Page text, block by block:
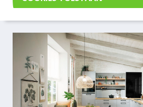
Perfect Brillant